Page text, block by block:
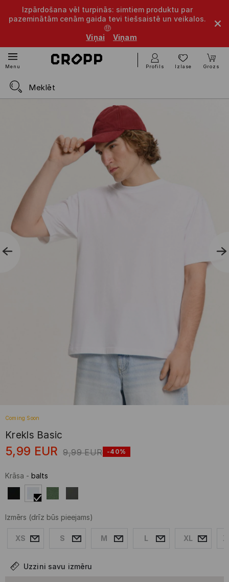
Izpārdošana vēl turpinās: simtiem produktu par
pazeminātām cenām gaida tevi tiešsaistē un veikalos.
🤑
Viņai
Viņam
Menu Profils Izlase Grozs
Coming Soon
Krekls Basic
5,99 EUR 9,99 EUR -40%
Krāsa - balts
Izmērs (drīz būs pieejams)
XS S M L XL
Uzzini savu izmēru